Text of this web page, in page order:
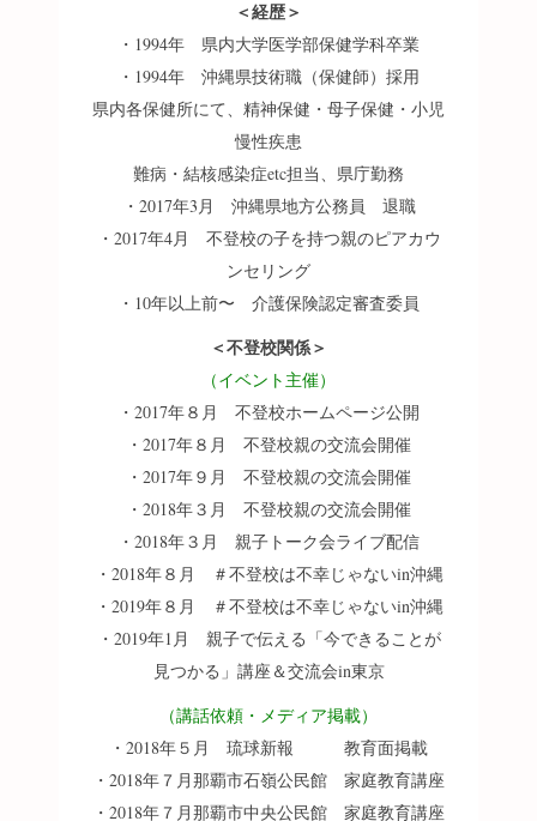
＜経歴＞
・1994年 県内大学医学部保健学科卒業
・1994年 沖縄県技術職（保健師）採用
県内各保健所にて、精神保健・母子保健・小児
慢性疾患
難病・結核感染症etc担当、県庁勤務
・2017年3月 沖縄県地方公務員 退職
・2017年4月 不登校の子を持つ親のピアカウ
ンセリング
・10年以上前〜 介護保険認定審査委員
＜不登校関係＞
（イベント主催）
・2017年８月 不登校ホームページ公開
・2017年８月 不登校親の交流会開催
・2017年９月 不登校親の交流会開催
・2018年３月 不登校親の交流会開催
・2018年３月 親子トーク会ライブ配信
・2018年８月 ＃不登校は不幸じゃないin沖縄
・2019年８月 ＃不登校は不幸じゃないin沖縄
・2019年1月 親子で伝える「今できることが
見つかる」講座＆交流会in東京
（講話依頼・メディア掲載）
・2018年５月 琉球新報 教育面掲載
・2018年７月那覇市石嶺公民館 家庭教育講座
・2018年７月那覇市中央公民館 家庭教育講座